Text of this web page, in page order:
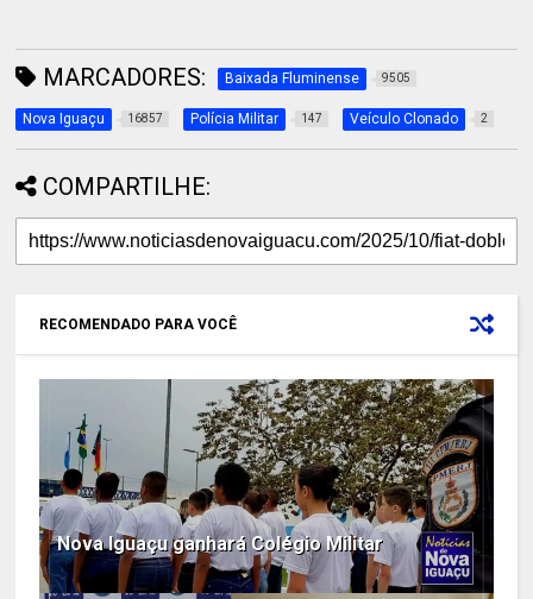
MARCADORES: Baixada Fluminense 9505
Nova Iguaçu 16857 Polícia Militar 147 Veículo Clonado 2
COMPARTILHE:
RECOMENDADO PARA VOCÊ
Nova Iguaçu ganhará Colégio Militar